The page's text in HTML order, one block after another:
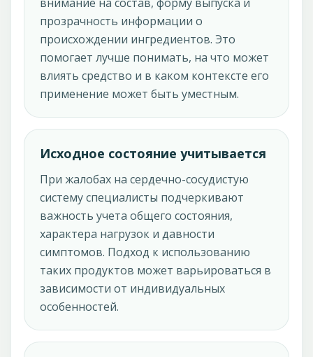
прозрачность информации о
происхождении ингредиентов. Это
помогает лучше понимать, на что может
влиять средство и в каком контексте его
применение может быть уместным.
Исходное состояние учитывается
При жалобах на сердечно-сосудистую
систему специалисты подчеркивают
важность учета общего состояния,
характера нагрузок и давности
симптомов. Подход к использованию
таких продуктов может варьироваться в
зависимости от индивидуальных
особенностей.